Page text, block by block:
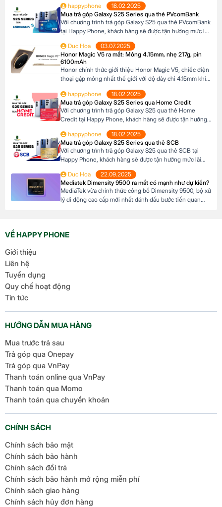
200MP, khả năng zoom xa ấn tượng và các tính năng
thông minh giúp ghi lại những khoảnh khắc đẹp trong
cuộc sống. Sau đây […]
happyphone
18.02.2025
Mua trả góp Galaxy S25 Series qua thẻ PVcomBank
Với chương trình trả góp Galaxy S25 qua thẻ PVcomBank
tại Happy Phone, khách hàng sẽ được tận hưởng mức lãi
suất cực kỳ ưu đãi. Đặc biệt, khách hàng có thể linh hoạt
lựa chọn kỳ hạn trả góp từ 3 đến 12 tháng, phù hợp với
khả năng tài chính của mình. Mục […]
Duc Hoa
03.07.2025
Honor Magic V5 ra mắt: Mỏng 4.15mm, nhẹ 217g, pin
6100mAh
Honor chính thức giới thiệu Honor Magic V5, chiếc điện
thoại gập mỏng nhất thế giới với độ dày chỉ 4.15mm khi
lượng 217g, pin dung lượng lớn 6100mAh và công nghệ
AI tiên tiến, Honor Magic V5 định nghĩa lại chuẩn mực
flagship […]
happyphone
18.02.2025
Mua trả góp Galaxy S25 Series qua Home Credit
Với chương trình trả góp Galaxy S25 qua thẻ Home
Credit tại Happy Phone, khách hàng sẽ được tận hưởng
linh hoạt lựa chọn kỳ hạn trả góp từ 3 đến 12 tháng, phù
hợp với khả năng tài chính của mình. […]
happyphone
18.02.2025
Mua trả góp Galaxy S25 Series qua thẻ SCB
Với chương trình trả góp Galaxy S25 qua thẻ SCB tại
Happy Phone, khách hàng sẽ được tận hưởng mức lãi
lựa chọn kỳ hạn trả góp từ 3 đến 12 tháng, phù hợp với
khả năng tài chính của mình. Mục […]
Duc Hoa
22.09.2025
Mediatek Dimensity 9500 ra mắt có mạnh như dự kiến?
MediaTek vừa chính thức công bố Dimensity 9500, bộ xử
lý di động cao cấp mới nhất đánh dấu bước tiến quan
VỀ HAPPY PHONE
Giới thiệu
Liên hệ
Tuyển dụng
Quy chế hoạt động
Tin tức
HƯỚNG DẪN MUA HÀNG
Mua trước trả sau
Trả góp qua Onepay
Trả góp qua VnPay
Thanh toán online qua VnPay
Thanh toán qua Momo
Thanh toán qua chuyển khoản
CHÍNH SÁCH
Chính sách bảo mật
Chính sách bảo hành
Chính sách đổi trả
Chính sách bảo hành mở rộng miễn phí
Chính sách giao hàng
Chính sách hủy đơn hàng